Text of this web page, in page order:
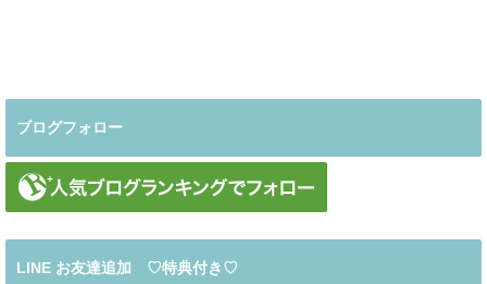
ブログフォロー
LINE お友達追加 ♡特典付き♡